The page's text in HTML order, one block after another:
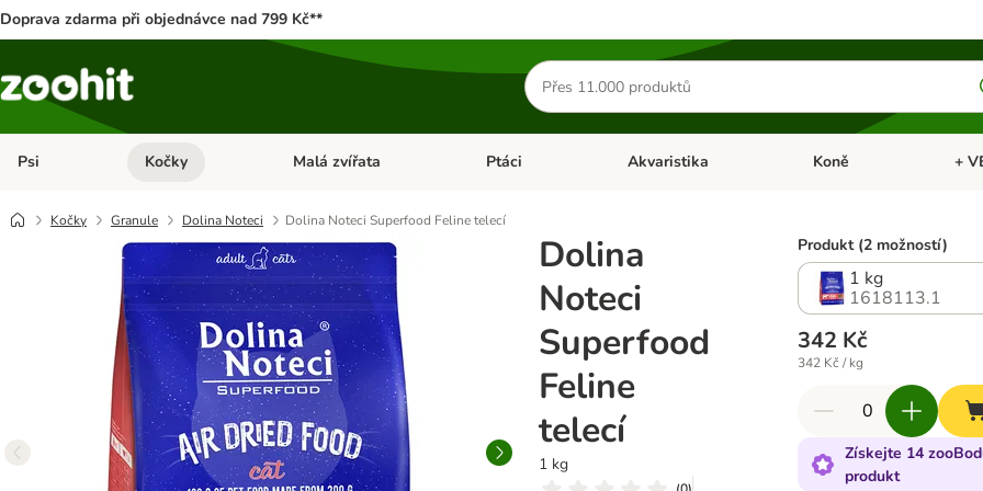
Doprava zdarma při objednávce nad 799 Kč**
Hledat
produkty
Psi Otevřít menu: Psi
Kočky Otevřít menu: Kočky
Malá zvířata Otevřít menu: Malá zvířata
Ptáci Otevřít menu: Ptáci
Akvaristika Otevřít menu: Akvaristika
Koně +
Kočky Granule Dolina Noteci Dolina Noteci Superfood Feline telecí
Dolina
Noteci
Superfood
Feline
telecí
1 kg
Produkt (2 možností)
1 kg
1618113.1
342 Kč
342 Kč / kg
Získejte 14
produkt